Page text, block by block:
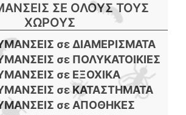
ΣΕ ΟΛΟΥΣ ΤΟΥΣ
ΧΩΡΟΥΣ
σε ΔΙΑΜΕΡΙΣΜΑΤΑ
σε ΠΟΛΥΚΑΤΟΙΚΙΕΣ
σε ΕΞΟΧΙΚΑ
σε ΚΑΤΑΣΤΗΜΑΤΑ
σε ΑΠΟΘΗΚΕΣ